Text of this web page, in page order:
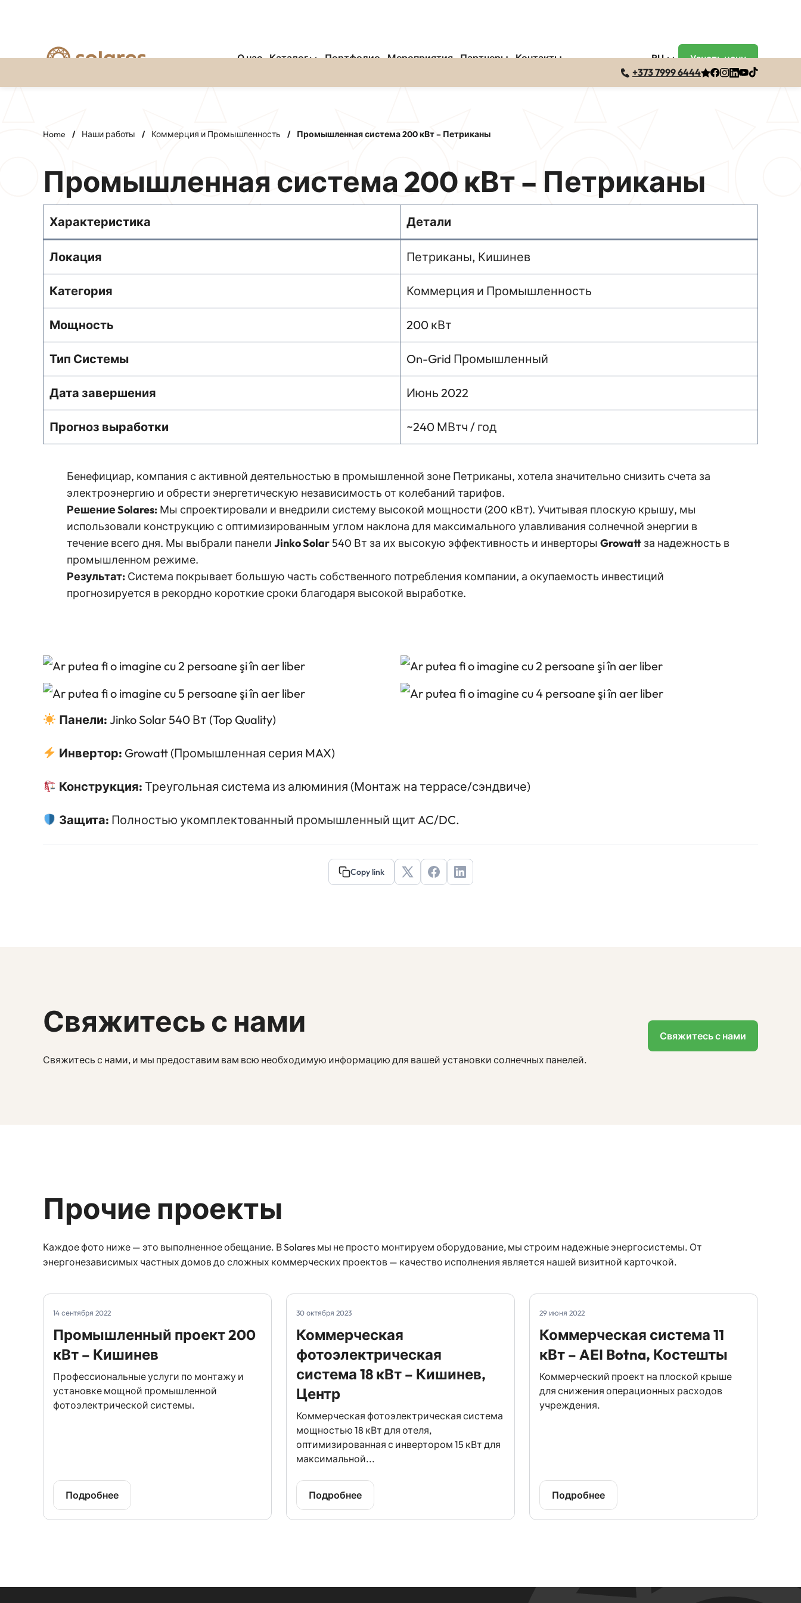
Перейти
+373 7999 6444
О нас Каталог Портфолио Мероприятия Партнеры Контакты RU Узнать цену
Home / Наши работы / Коммерция и Промышленность / Промышленная система 200 кВт – Петриканы
Промышленная система 200 кВт – Петриканы
Характеристика Детали
Локация Петриканы, Кишинев
Категория Коммерция и Промышленность
Мощность 200 кВт
Тип Системы On-Grid Промышленный
Дата завершения Июнь 2022
Прогноз выработки ~240 МВтч / год
Бенефициар, компания с активной деятельностью в промышленной зоне Петриканы, хотела значительно снизить счета за
электроэнергию и обрести энергетическую независимость от колебаний тарифов.
Решение Solares: Мы спроектировали и внедрили систему высокой мощности (200 кВт). Учитывая плоскую крышу, мы
использовали конструкцию с оптимизированным углом наклона для максимального улавливания солнечной энергии в
течение всего дня. Мы выбрали панели Jinko Solar540 Вт за их высокую эффективность и инверторы Growatt за надежность в
промышленном режиме.
Результат: Система покрывает большую часть собственного потребления компании, а окупаемость инвестиций
прогнозируется в рекордно короткие сроки благодаря высокой выработке.
Панели: Jinko Solar 540 Вт (Top Quality)
Инвертор: Growatt (Промышленная серия MAX)
Конструкция: Треугольная система из алюминия (Монтаж на террасе/сэндвиче)
Защита: Полностью укомплектованный промышленный щит AC/DC.
Copy link
Свяжитесь с нами
Свяжитесь с нами, и мы предоставим вам всю необходимую информацию для вашей установки солнечных панелей.
Свяжитесь с нами
Прочие проекты
Каждое фото ниже — это выполненное обещание. В Solares мы не просто монтируем оборудование, мы строим надежные энергосистемы. От
энергонезависимых частных домов до сложных коммерческих проектов — качество исполнения является нашей визитной карточкой.
14 сентября 2022
Промышленный проект 200
кВт – Кишинев
Профессиональные услуги по монтажу и
установке мощной промышленной
фотоэлектрической системы.
Подробнее
30 октября 2023
Коммерческая
фотоэлектрическая
система 18 кВт – Кишинев,
Центр
Коммерческая фотоэлектрическая система
мощностью 18 кВт для отеля,
оптимизированная с инвертором 15 кВт для
максимальной...
Подробнее
29 июня 2022
Коммерческая система 11
кВт – AEI Botna, Костешты
Коммерческий проект на плоской крыше
для снижения операционных расходов
учреждения.
Подробнее